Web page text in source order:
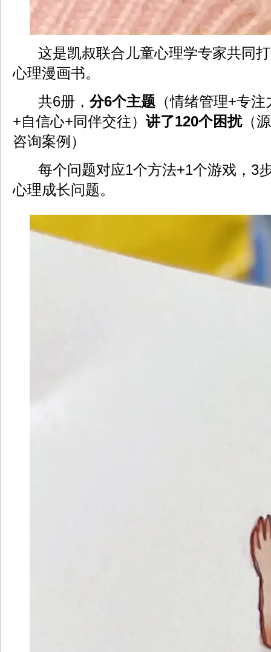
这是凯叔联合儿童心理学专家共同
心理漫画书。
共6册， 分6个主题 （情绪管理+专
+自信心+同伴交往） 讲了120个困扰（
咨询案例）
每个问题对应1个方法+1个游戏，3
心理成长问题。